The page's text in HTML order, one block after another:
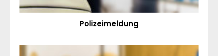
Polizeimeldung